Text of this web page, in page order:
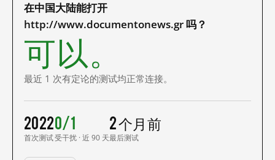
在中国大陆能打开
http://www.documentonews.gr 吗？
可以。
最近 1 次有定论的测试均正常连接。
2022
首次测试
0/1
受干扰 · 近 90 天
2 个月前
最后测试